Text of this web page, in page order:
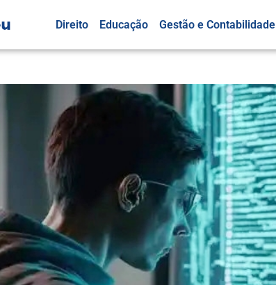
Direito Educação Gestão e Contabilidade